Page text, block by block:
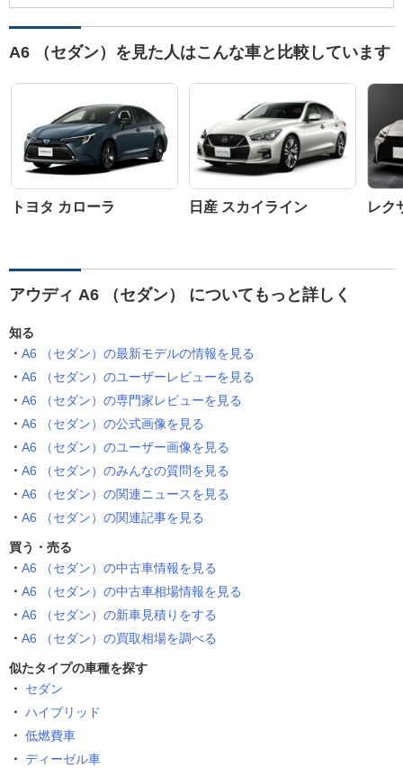
A6 （セダン）を見た人はこんな車と比較しています
トヨタ カローラ 日産 スカイライン レク
アウディ A6 （セダン） についてもっと詳しく
知る
A6 （セダン）の最新モデルの情報を見る
A6 （セダン）のユーザーレビューを見る
A6 （セダン）の専門家レビューを見る
A6 （セダン）の公式画像を見る
A6 （セダン）のユーザー画像を見る
A6 （セダン）のみんなの質問を見る
A6 （セダン）の関連ニュースを見る
A6 （セダン）の関連記事を見る
買う・売る
A6 （セダン）の中古車情報を見る
A6 （セダン）の中古車相場情報を見る
A6 （セダン）の新車見積りをする
A6 （セダン）の買取相場を調べる
似たタイプの車種を探す
セダン
ハイブリッド
低燃費車
ディーゼル車